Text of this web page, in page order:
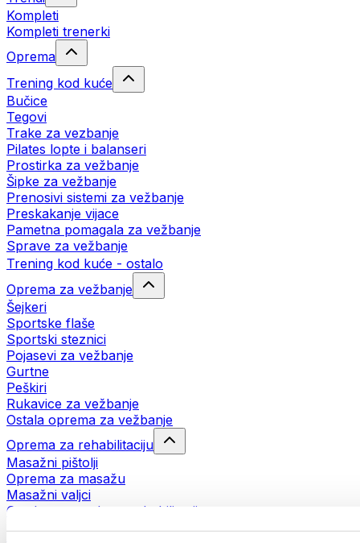
Kompleti
Kompleti trenerki
Oprema
Trening kod kuće
Bučice
Tegovi
Trake za vezbanje
Pilates lopte i balanseri
Prostirka za vežbanje
Šipke za vežbanje
Prenosivi sistemi za vežbanje
Preskakanje vijace
Pametna pomagala za vežbanje
Sprave za vežbanje
Trening kod kuće - ostalo
Oprema za vežbanje
Šejkeri
Sportske flaše
Sportski steznici
Pojasevi za vežbanje
Gurtne
Peškiri
Rukavice za vežbanje
Ostala oprema za vežbanje
Oprema za rehabilitaciju
Masažni pištolji
Oprema za masažu
Masažni valjci
Ostala pomagala za rehabilitaciju
Torbe i rančevi